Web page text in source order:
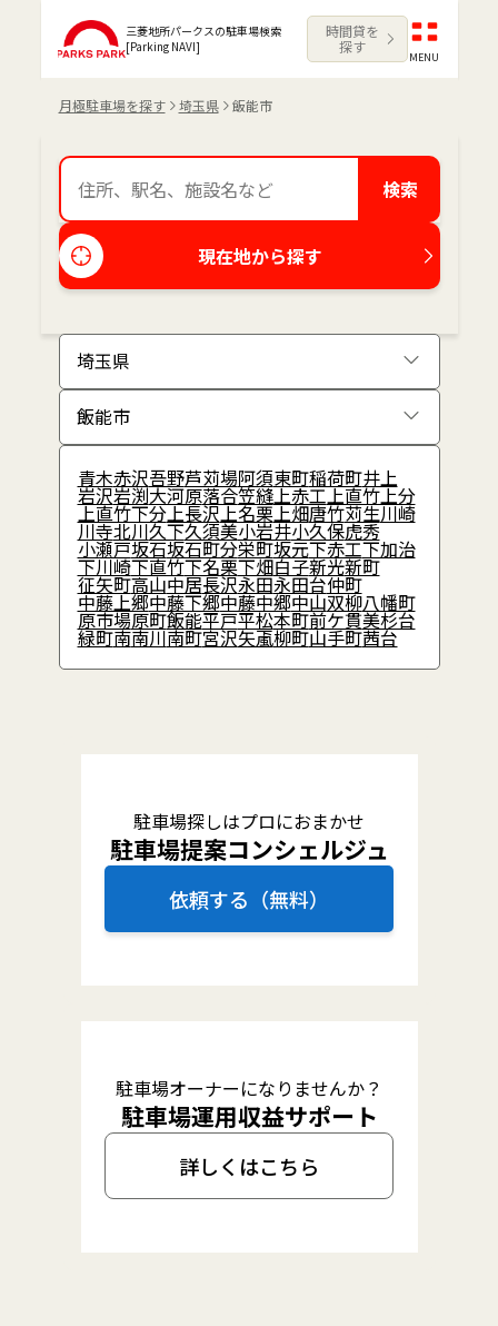
三菱地所パークスの駐車場検索
[Parking NAVI]
時間貸を
探す
MENU
月極駐車場を探す 埼玉県 飯能市
検索
現在地から探す
青木赤沢吾野芦苅場阿須東町稲荷町井上
岩沢岩渕大河原落合笠縫上赤工上直竹上分
上直竹下分上長沢上名栗上畑唐竹苅生川崎
川寺北川久下久須美小岩井小久保虎秀
小瀬戸坂石坂石町分栄町坂元下赤工下加治
下川崎下直竹下名栗下畑白子新光新町
征矢町高山中居長沢永田永田台仲町
中藤上郷中藤下郷中藤中郷中山双柳八幡町
原市場原町飯能平戸平松本町前ケ貫美杉台
緑町南南川南町宮沢矢颪柳町山手町茜台
駐車場探しはプロにおまかせ
駐車場提案コンシェルジュ
依頼する（無料）
駐車場オーナーになりませんか？
駐車場運用収益サポート
詳しくはこちら